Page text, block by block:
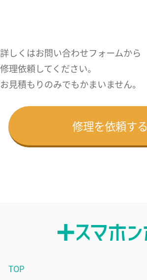
詳しくはお問い合わせフォームから
修理依頼してください。
お見積もりのみでもかまいません。
修理を依頼する
TOP